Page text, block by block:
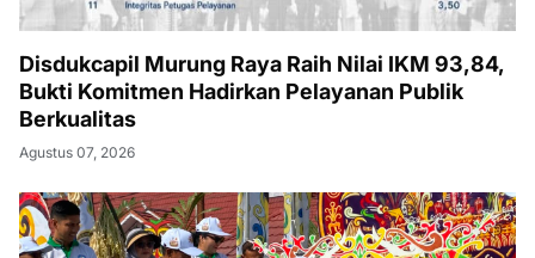
Disdukcapil Murung Raya Raih Nilai IKM 93,84,
Bukti Komitmen Hadirkan Pelayanan Publik
Berkualitas
Agustus 07, 2026